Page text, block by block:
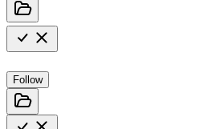
Follow